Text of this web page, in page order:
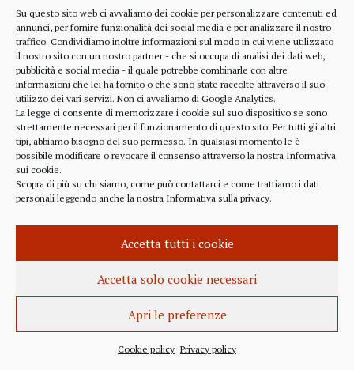
Su questo sito web ci avvaliamo dei cookie per personalizzare contenuti ed
annunci, per fornire funzionalità dei social media e per analizzare il nostro
traffico. Condividiamo inoltre informazioni sul modo in cui viene utilizzato
il nostro sito con un nostro partner - che si occupa di analisi dei dati web,
pubblicità e social media - il quale potrebbe combinarle con altre
informazioni che lei ha fornito o che sono state raccolte attraverso il suo
utilizzo dei vari servizi. Non ci avvaliamo di Google Analytics.
La legge ci consente di memorizzare i cookie sul suo dispositivo se sono
strettamente necessari per il funzionamento di questo sito. Per tutti gli altri
tipi, abbiamo bisogno del suo permesso. In qualsiasi momento le è
possibile modificare o revocare il consenso attraverso la nostra Informativa
sui cookie.
Scopra di più su chi siamo, come può contattarci e come trattiamo i dati
personali leggendo anche la nostra Informativa sulla privacy.
Accetta tutti i cookie
Accetta solo cookie necessari
Apri le preferenze
Cookie policy Privacy policy
geopolitica ed economica globale, accompagnata da
alcune considerazioni sui profitti generati dalle
scelte finanziarie operate dal fondo BlackRock.
Occorre leggere molto attentamente il testo della
lettera
(https://www.blackrock.com/corporate/investor-
relations/larry-fink-chairmans-letter). Fink afferma
chiaramente che...
INFORMAZIONE 27 APRILE 2022
Istanza per l’abrogazione
dell’obbligo vaccinale al Governo
Italiano e alla Commissione Europea
Europea per l’abrogazione della normativa